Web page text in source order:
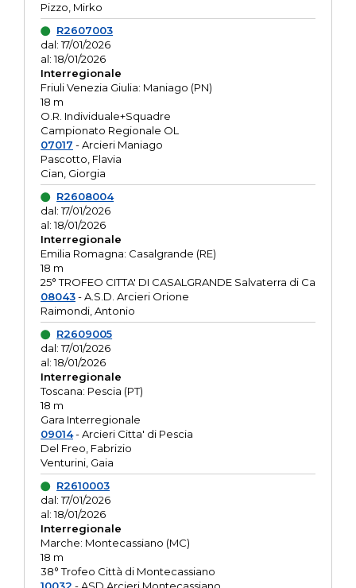
Pizzo, Mirko
R2607003
dal: 17/01/2026
al: 18/01/2026
Interregionale
Friuli Venezia Giulia: Maniago (PN)
18 m
O.R. Individuale+Squadre
Campionato Regionale OL
07017 - Arcieri Maniago
Pascotto, Flavia
Cian, Giorgia
R2608004
dal: 17/01/2026
al: 18/01/2026
Interregionale
Emilia Romagna: Casalgrande (RE)
18 m
25° TROFEO CITTA' DI CASALGRANDE Salvaterra di Ca
08043- A.S.D. Arcieri Orione
Raimondi, Antonio
R2609005
dal: 17/01/2026
al: 18/01/2026
Interregionale
Toscana: Pescia (PT)
18 m
Gara Interregionale
09014- Arcieri Citta' di Pescia
Del Freo, Fabrizio
Venturini, Gaia
R2610003
dal: 17/01/2026
al: 18/01/2026
Interregionale
Marche: Montecassiano (MC)
18 m
38° Trofeo Città di Montecassiano